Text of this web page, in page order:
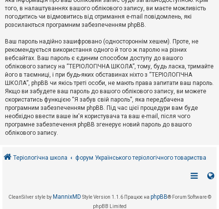
Д
о
м
о
г
того, в налаштуваннях вашого облікового запису, ви маєте можливість
погодитись чи відмовитись від отримання e-mail повідомлень, які
розсилаються програмним забезпеченням phpBB.
Ваш пароль надійно зашифровано (одностороннім хешем). Проте, не
рекомендується використання одного й того ж паролю на різних
вебсайтах. Ваш пароль є єдиним способом доступу до вашого
облікового запису на “ТЕРІОЛОГІЧНА ШКОЛА”, тому, будь ласка, тримайте
його в таємниці, і при будь-яких обставинах ніхто з “ТЕРІОЛОГІЧНА
ШКОЛА”, phpBB чи якісь треті особи, не мають права запитати ваш пароль.
Якщо ви забудете ваш пароль до вашого облікового запису, ви можете
скористатись функцією “Я забув свій пароль”, яка передбачена
програмним забезпеченням phpBB. Під час цієї процедури вам буде
необхідно ввести ваше ім'я користувача та ваш e-mail, після чого
програмне забезпечення phpBB згенерує новий пароль до вашого
облікового запису.
Теріологічна школа форум Українського теріологічного товариства
CleanSilver style by MannixMD Style Version 1.1.6 Працює на phpBB® Forum Software ©
phpBB Limited